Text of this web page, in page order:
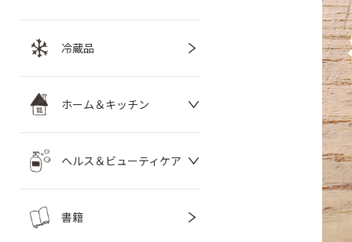
冷蔵品
ホーム＆キッチン
ヘルス＆ビューティケア
書籍